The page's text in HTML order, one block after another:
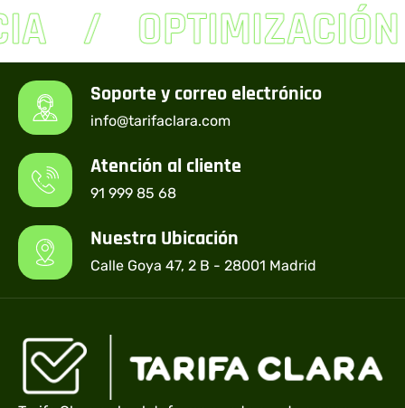
OPTIMIZACIÓN
Soporte y correo electrónico
info@tarifaclara.com
Atención al cliente
91 999 85 68
Nuestra Ubicación
Calle Goya 47, 2 B - 28001 Madrid